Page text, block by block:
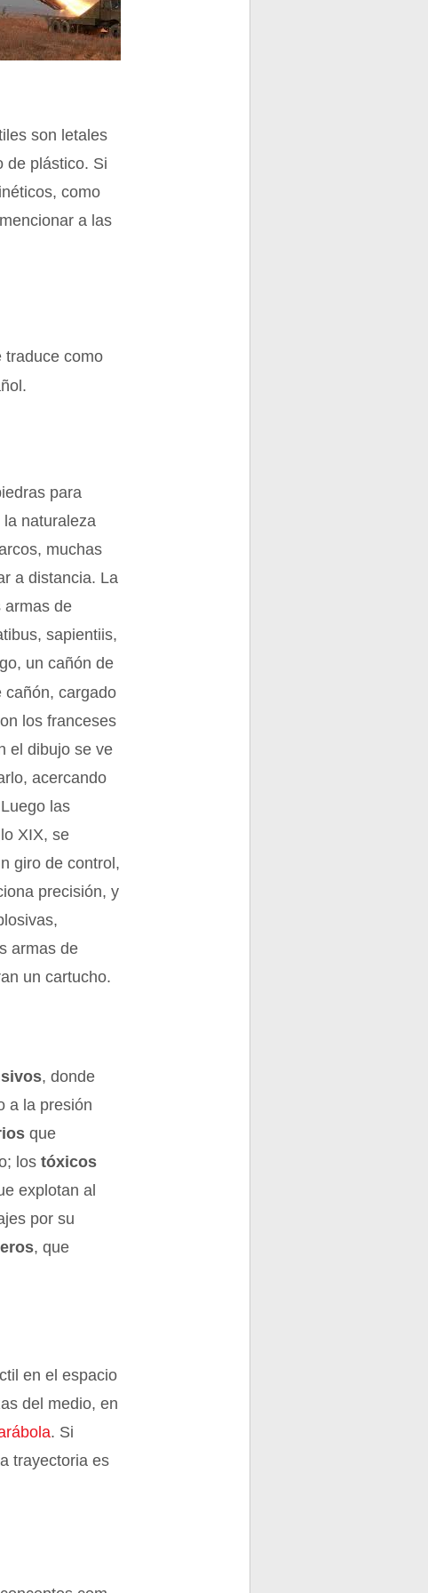
son letales
de plástico. Si
como
a las
traduce como
para
naturaleza
muchas
a distancia. La
armas de
sapientiis,
un cañón de
cargado
los franceses
el dibujo se ve
acercando
las
XIX, se
giro de control,
precisión, y
armas de
un cartucho.
, donde
a la presión
que
lostóxicos
explotan al
por su
, que
en el espacio
del medio, en
. Si
trayectoria es